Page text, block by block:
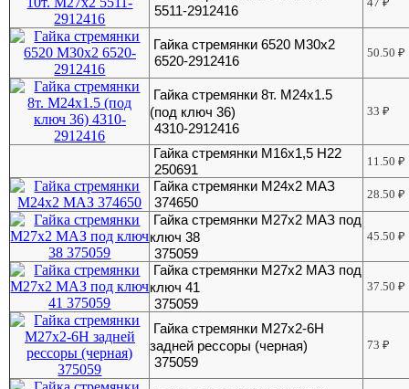
5511-2912416
Гайка стремянки 6520 М30х2
6520-2912416
50.50₽
Гайка стремянки 8т. М24х1.5
(под ключ 36)
4310-2912416
33₽
Гайка стремянки М16х1,5 Н22
250691
11.50₽
Гайка стремянки М24х2 МАЗ
374650
28.50₽
Гайка стремянки М27х2 МАЗ под
ключ 38
375059
45.50₽
Гайка стремянки М27х2 МАЗ под
ключ 41
375059
37.50₽
Гайка стремянки М27х2-6Н
задней рессоры (черная)
375059
73₽